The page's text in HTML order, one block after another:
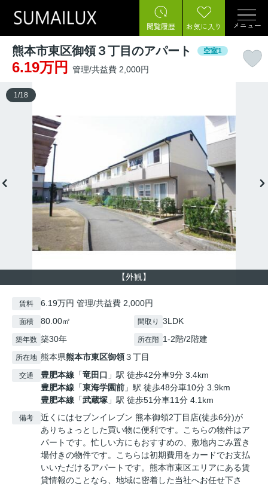
閲覧履歴 お気に入り メニュー
熊本市東区御領３丁目のアパート 空室1
6.19万円 管理/共益費 2,000円
【外観】
1 /18
賃料 6.19万円 管理/共益費 2,000円
面積 80.00㎡ 間取り 3LDK
築年数 築30年 所在階 1-2階/2階建
所在地 熊本県熊本市東区御領３丁目
交通 豊肥本線 「竜田口 」駅 徒歩42分車9分 3.4km
豊肥本線 「東海学園前 」駅 徒歩48分車10分 3.9km
豊肥本線 「武蔵塚 」駅 徒歩51分車11分 4.1km
備考
近くにはセブンイレブン 熊本御領2丁目店(徒歩6分)が
ありちょっとした買い物に便利です。こちらの物件はア
パートです。忙しい方にもおすすめの、敷地内ごみ置き
場付きの物件です。こちらは初期費用をカードでお支払
いいただけるアパートです。熊本市東区エリアにある賃
貸情報のことなら、地域に密着した当社へお任せ下さ